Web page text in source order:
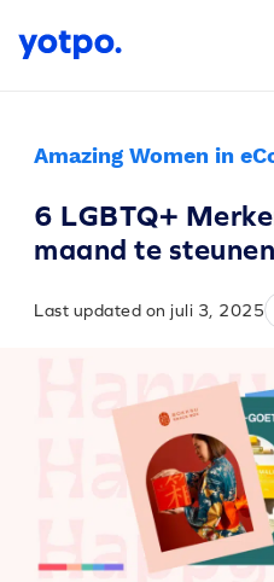
Amazing Women in
6 LGBTQ+
maand te steunen
Last updated on juli 3, 2025